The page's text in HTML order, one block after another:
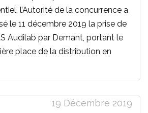
l’Autorité de la concurrence a
le 11 décembre 2019 la prise de
Audilab par Demant, portant le
place de la distribution en
19 Décembre 2019